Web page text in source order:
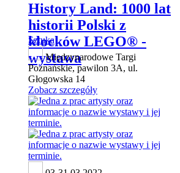
History Land: 1000 lat
historii Polski z
klocków LEGO® -
wystawa
Sztuka
Międzynarodowe Targi
Poznańskie, pawilon 3A, ul.
Głogowska 14
Zobacz szczegóły